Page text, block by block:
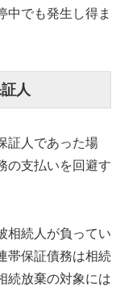
中でも発生し得ま
人
証人であった場
の支払いを回避す
相続人が負ってい
帯保証債務は相続
続放棄の対象には